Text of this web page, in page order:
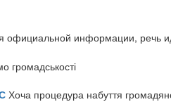
информации, речь
громадськості
Хоча процедура набуття